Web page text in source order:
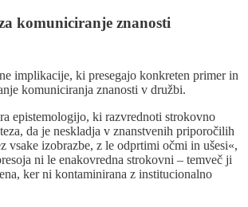
komuniciranje znanosti
implikacije, ki presegajo konkreten primer in
komuniciranja znanosti v družbi.
epistemologijo, ki razvrednoti strokovno
da je neskladja v znanstvenih priporočilih
vsake izobrazbe, z le odprtimi očmi in ušesi«,
ni le enakovredna strokovni – temveč ji
ker ni kontaminirana z institucionalno